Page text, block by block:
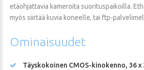
etäohjattavia kameroita suorituspaikoilla.
myös siirtää kuvia koneelle, tai ftp-
Ominaisuudet
Täyskokoinen CMOS-kinokenno, 36 x